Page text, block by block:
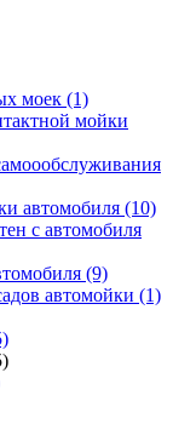
моек (1)
мойки
автомобиля (10)
с автомобиля
(9)
автомойки (1)